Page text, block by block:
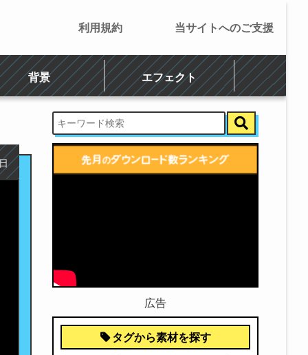
背景 エフェクト
利用規約 当サイトへのご支援
広告
タグから素材を探す